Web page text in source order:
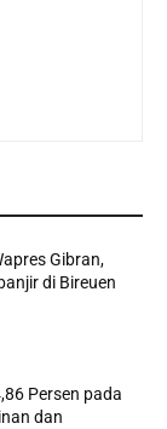
Gibran,
di Bireuen
Persen pada
dan